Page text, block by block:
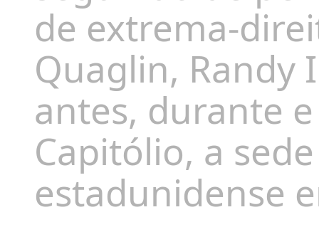
de extrema-
Quaglin, Randy
antes, durante
Capitólio, a
estadunidense